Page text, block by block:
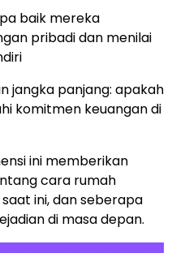
baik mereka
pribadi dan menilai
jangka panjang: apakah
komitmen keuangan di
ini memberikan
cara rumah
ini, dan seberapa
di masa depan.